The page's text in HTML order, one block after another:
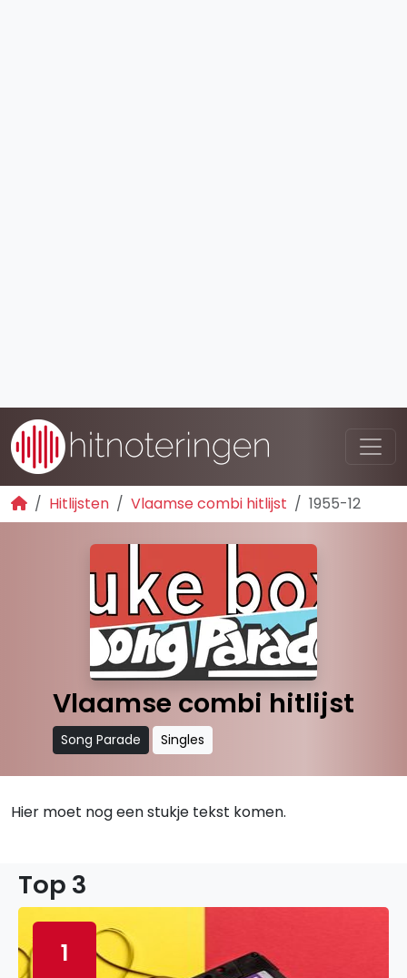
Hitlijsten Vlaamse combi hitlijst 1955-12
Vlaamse combi hitlijst
Song Parade Singles
Hier moet nog een stukje tekst komen.
Top 3
1